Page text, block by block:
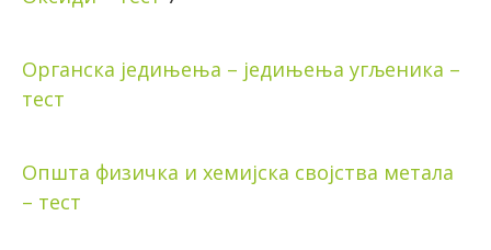
Органска једињења – једињења угљеника –
тест
Општа физичка и хемијска својства метала
– тест